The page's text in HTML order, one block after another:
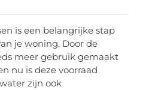
is een belangrijke stap
je woning. Door de
meer gebruik gemaakt
nu is deze voorraad
zijn ook